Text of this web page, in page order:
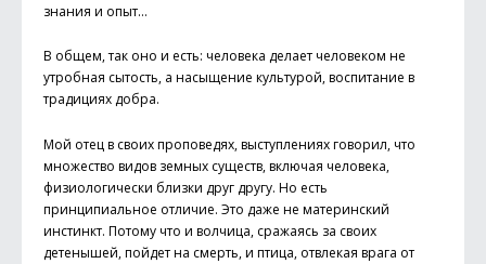
знания и опыт…
В общем, так оно и есть: человека делает человеком не
утробная сытость, а насыщение культурой, воспитание в
традициях добра.
Мой отец в своих проповедях, выступлениях говорил, что
множество видов земных существ, включая человека,
физиологически близки друг другу. Но есть
принципиальное отличие. Это даже не материнский
инстинкт. Потому что и волчица, сражаясь за своих
детенышей, пойдет на смерть, и птица, отвлекая врага от